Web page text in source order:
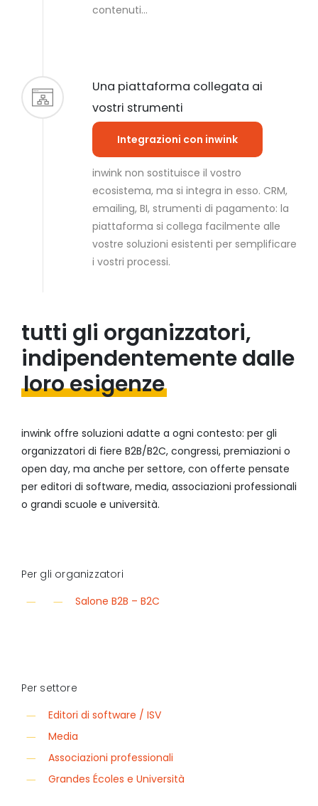
contenuti…
Una piattaforma collegata ai
vostri strumenti
Integrazioni con inwink
inwink non sostituisce il vostro
ecosistema, ma si integra in esso. CRM,
emailing, BI, strumenti di pagamento: la
piattaforma si collega facilmente alle
vostre soluzioni esistenti per semplificare
i vostri processi.
tutti gli organizzatori,
indipendentemente dalle
loro esigenze
inwink offre soluzioni adatte a ogni contesto: per gli
organizzatori di fiere B2B/B2C, congressi, premiazioni o
open day, ma anche per settore, con offerte pensate
per editori di software, media, associazioni professionali
o grandi scuole e università.
Per gli organizzatori
Salone B2B – B2C
Per settore
Editori di software / ISV
Media
Associazioni professionali
Grandes Écoles e Università